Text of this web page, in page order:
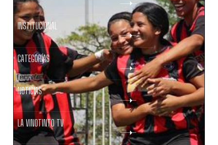
INSTITUCIONAL
CATEGORÍAS
NOTICIAS
LA VINOTINTO TV